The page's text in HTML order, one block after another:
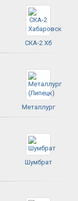
СКА-2 Хб
Металлург
Шумбрат